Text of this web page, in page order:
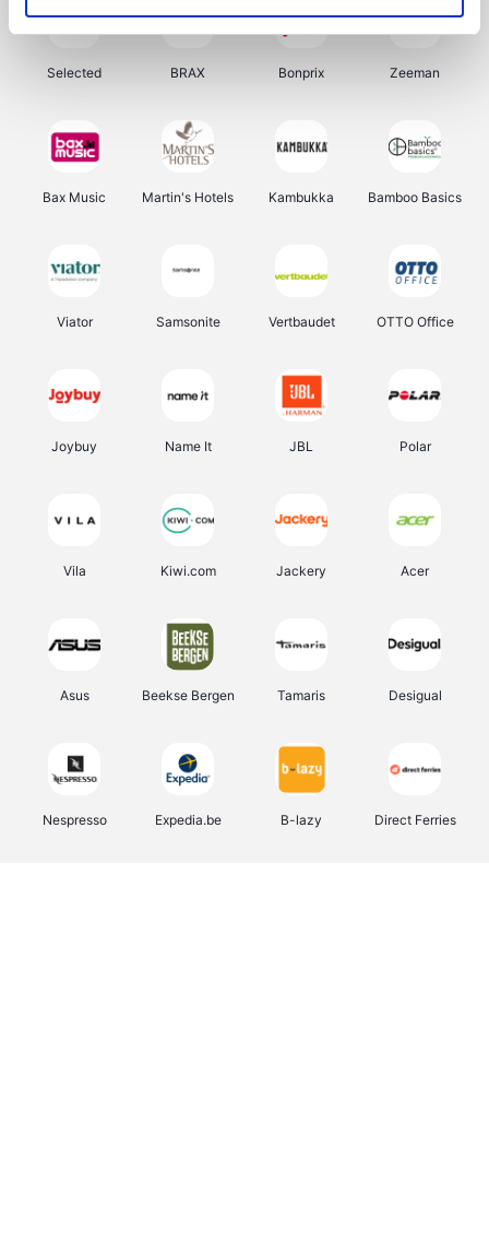
Selected BRAX Bonprix Zeeman
Bax Music Martin's Hotels Kambukka Bamboo Basics
Viator Samsonite Vertbaudet OTTO Office
Joybuy Name It JBL Polar
Vila Kiwi.com Jackery Acer
Asus Beekse Bergen Tamaris Desigual
Nespresso Expedia.be B-lazy Direct Ferries